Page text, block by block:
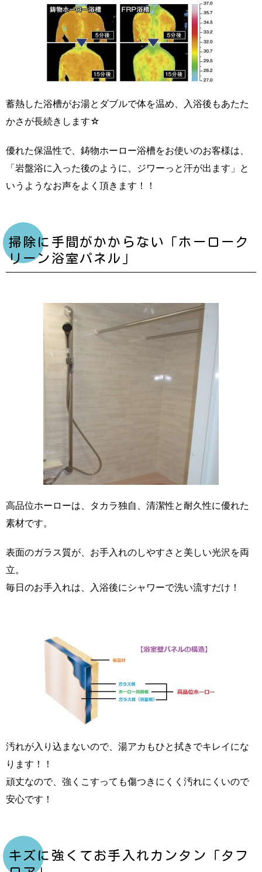
蓄熱した浴槽がお湯とダブルで体を温め、入浴後もあたた
かさが長続きします☆
優れた保温性で、鋳物ホーロー浴槽をお使いのお客様は、
「岩盤浴に入った後のように、ジワーっと汗が出ます」と
いうようなお声をよく頂きます！！
掃除に手間がかからない「ホーローク
リーン浴室パネル」
高品位ホーローは、タカラ独自、清潔性と耐久性に優れた
素材です。
表面のガラス質が、お手入れのしやすさと美しい光沢を両
立。
毎日のお手入れは、入浴後にシャワーで洗い流すだけ！
汚れが入り込まないので、湯アカもひと拭きでキレイにな
ります！！
頑丈なので、強くこすっても傷つきにくく汚れにくいので
安心です！
キズに強くてお手入れカンタン「タフ